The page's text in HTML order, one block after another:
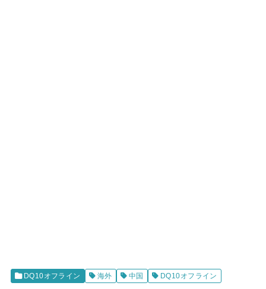
DQ10オフライン 海外 中国 DQ10オフライン